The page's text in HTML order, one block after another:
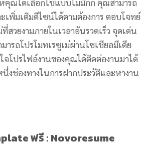
คุณได้เลือกใช้แบบไม่มีกั๊ก คุณสามารถ
เพิ่มเติมดีไซน์ได้ตามต้องการ ตอบโจทย์
สวยงามภายในเวลาอันรวดเร็ว จุดเด่น
ารถโปรโมทเรซูเม่ผ่านโซเชียลมีเดีย
โปรไฟล์งานของคุณได้ติดต่องานมาได้
นึ่งช่องทางในการฝากประวัติและหางาน
ฟรี : Novoresume